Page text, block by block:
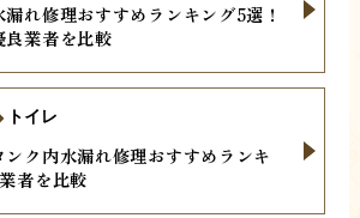
れ修理おすすめランキング5選！
業者を比較
ク内水漏れ修理おすすめランキ
者を比較
トイレ